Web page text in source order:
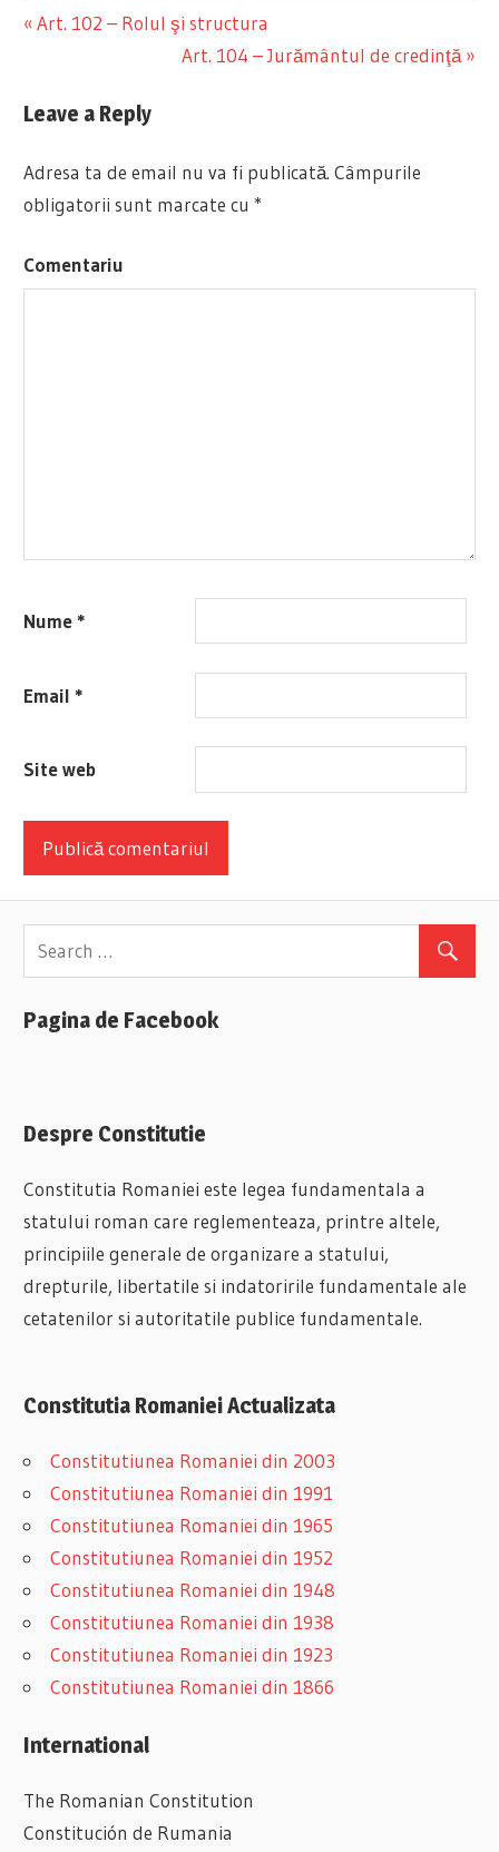
în
Previous
Art. 102 – Rolul şi structura
Next
Art. 104 – Jurământul de credinţă
Leave a Reply
Adresa ta de email nu va fi publicată. Câmpurile
obligatorii sunt marcate cu*
Comentariu
Nume *
Email *
Site web
Pagina de Facebook
Despre Constitutie
Constitutia Romaniei este legea fundamentala a
statului roman care reglementeaza, printre altele,
principiile generale de organizare a statului,
drepturile, libertatile si indatoririle fundamentale ale
cetatenilor si autoritatile publice fundamentale.
Constitutia Romaniei Actualizata
Constitutiunea Romaniei din 2003
Constitutiunea Romaniei din 1991
Constitutiunea Romaniei din 1965
Constitutiunea Romaniei din 1952
Constitutiunea Romaniei din 1948
Constitutiunea Romaniei din 1938
Constitutiunea Romaniei din 1923
Constitutiunea Romaniei din 1866
International
The Romanian Constitution
Constitución de Rumania